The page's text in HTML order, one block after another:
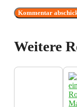
Weitere